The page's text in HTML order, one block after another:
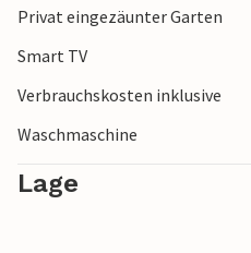
viel zu bieten hat.
Privat eingezäunter Garten
Smart TV
Verbrauchskosten inklusive
Waschmaschine
Lage